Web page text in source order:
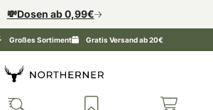
💸Dosen ab 0,99€
Großes Sortiment Gratis Versand ab 20€